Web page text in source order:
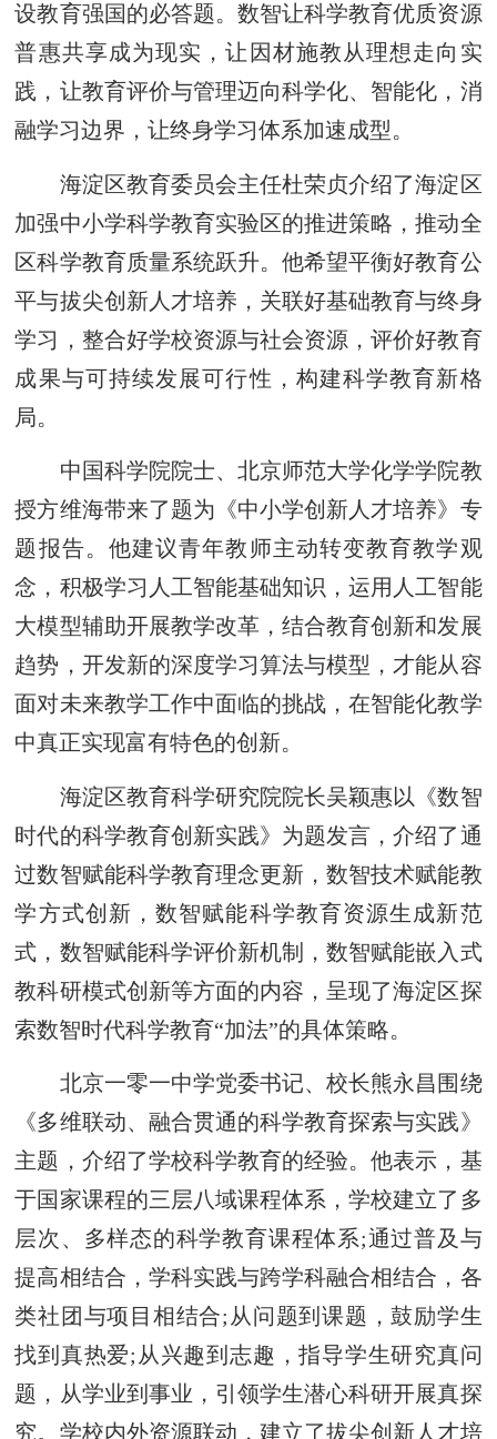
设教育强国的必答题。数智让科学教育优质资源
普惠共享成为现实，让因材施教从理想走向实
践，让教育评价与管理迈向科学化、智能化，消
融学习边界，让终身学习体系加速成型。
海淀区教育委员会主任杜荣贞介绍了海淀区
加强中小学科学教育实验区的推进策略，推动全
区科学教育质量系统跃升。他希望平衡好教育公
平与拔尖创新人才培养，关联好基础教育与终身
学习，整合好学校资源与社会资源，评价好教育
成果与可持续发展可行性，构建科学教育新格
局。
中国科学院院士、北京师范大学化学学院教
授方维海带来了题为《中小学创新人才培养》专
题报告。他建议青年教师主动转变教育教学观
念，积极学习人工智能基础知识，运用人工智能
大模型辅助开展教学改革，结合教育创新和发展
趋势，开发新的深度学习算法与模型，才能从容
面对未来教学工作中面临的挑战，在智能化教学
中真正实现富有特色的创新。
海淀区教育科学研究院院长吴颖惠以《数智
时代的科学教育创新实践》为题发言，介绍了通
过数智赋能科学教育理念更新，数智技术赋能教
学方式创新，数智赋能科学教育资源生成新范
式，数智赋能科学评价新机制，数智赋能嵌入式
教科研模式创新等方面的内容，呈现了海淀区探
索数智时代科学教育“加法”的具体策略。
北京一零一中学党委书记、校长熊永昌围绕
《多维联动、融合贯通的科学教育探索与实践》
主题，介绍了学校科学教育的经验。他表示，基
于国家课程的三层八域课程体系，学校建立了多
层次、多样态的科学教育课程体系;通过普及与
提高相结合，学科实践与跨学科融合相结合，各
类社团与项目相结合;从问题到课题，鼓励学生
找到真热爱;从兴趣到志趣，指导学生研究真问
题，从学业到事业，引领学生潜心科研开展真探
究。学校内外资源联动，建立了拔尖创新人才培